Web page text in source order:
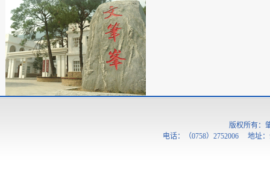
版权所有：
电话：（0758）2752006 地址